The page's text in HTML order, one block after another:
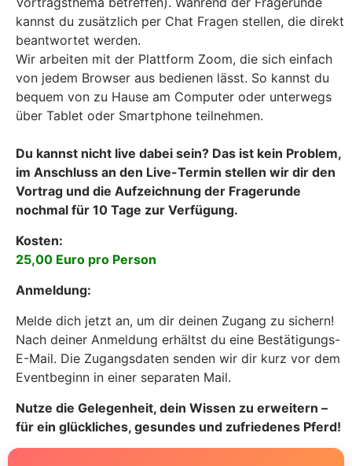
kannst du zusätzlich per Chat Fragen stellen, die direkt
beantwortet werden.
Wir arbeiten mit der Plattform Zoom, die sich einfach
von jedem Browser aus bedienen lässt. So kannst du
bequem von zu Hause am Computer oder unterwegs
über Tablet oder Smartphone teilnehmen.
Du kannst nicht live dabei sein? Das ist kein Problem,
im Anschluss an den Live-Termin stellen wir dir den
Vortrag und die Aufzeichnung der Fragerunde
nochmal für 10 Tage zur Verfügung.
Kosten:
25,00 Euro pro Person
Anmeldung:
Melde dich jetzt an, um dir deinen Zugang zu sichern!
Nach deiner Anmeldung erhältst du eine Bestätigungs-
E-Mail. Die Zugangsdaten senden wir dir kurz vor dem
Eventbeginn in einer separaten Mail.
Nutze die Gelegenheit, dein Wissen zu erweitern –
für ein glückliches, gesundes und zufriedenes Pferd!